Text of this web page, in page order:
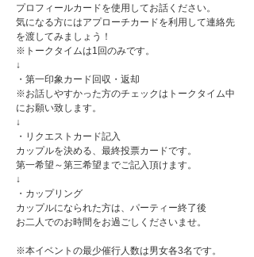
プロフィールカードを使用してお話ください。
気になる方にはアプローチカードを利用して連絡先
を渡してみましょう！
※トークタイムは1回のみです。
↓
・第一印象カード回収・返却
※お話しやすかった方のチェックはトークタイム中
にお願い致します。
↓
・リクエストカード記入
カップルを決める、最終投票カードです。
第一希望～第三希望までご記入頂けます。
↓
・カップリング
カップルになられた方は、パーティー終了後
お二人でのお時間をお過ごしくださいませ。
※本イベントの最少催行人数は男女各3名です。